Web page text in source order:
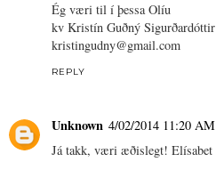
Ég væri til í þessa Olíu
kv Kristín Guðný Sigurðardóttir
kristingudny@gmail.com
REPLY
Unknown 4/02/2014 11:20 AM
Já takk, væri æðislegt!